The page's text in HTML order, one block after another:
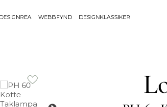
Bordslampor
Golvlampor
DESIGNREA WEBBFYND DESIGNKLASSIKER